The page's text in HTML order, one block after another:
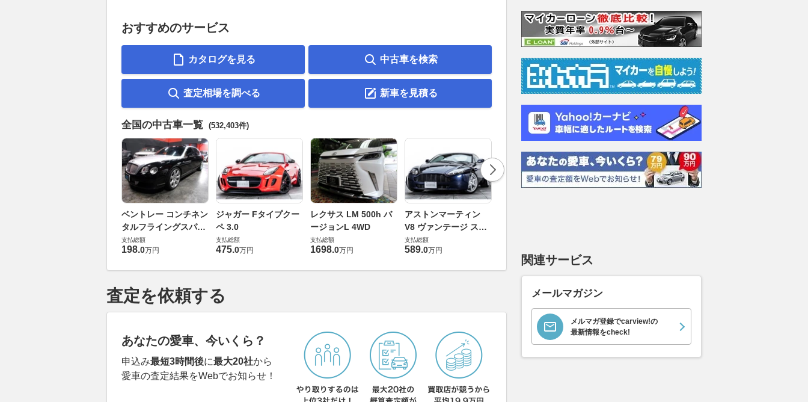
おすすめのサービス
カタログを見る 中古車を検索
査定相場を調べる 新車を見積る
全国の中古車一覧 (532,403件)
ベントレー コンチネン
タルフライングスパー
6.0 4WD
支払総額
198.0万円
ジャガー Fタイプクー
ペ 3.0
支払総額
475.0万円
レクサス LM 500h バ
ージョンL 4WD
支払総額
1698.0万円
アストンマーティン
V8 ヴァンテージ スポ
ーツシフト
支払総額
589.0万円
査定を依頼する
あなたの愛車、今いくら？
申込み最短3時間後に最大20社から
愛車の査定結果をWebでお知らせ！
関連サービス
メールマガジン
メルマガ登録でcarview!の
最新情報をcheck!